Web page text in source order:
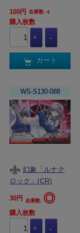
100円 在庫数: 4
購入枚数
カート
WS-S130-088
幻象「ルナク
ロック」(CR)
30円 在庫数: ◎
購入枚数